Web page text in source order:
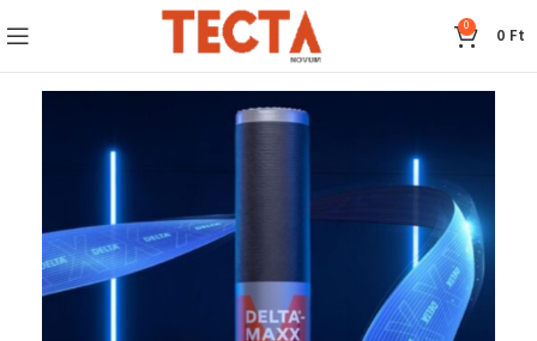
0 0 Ft